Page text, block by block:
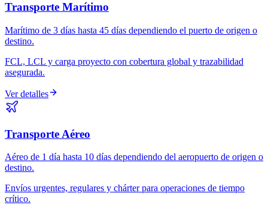
Transporte Marítimo
Marítimo de 3 días hasta 45 días dependiendo el puerto de origen o
destino.
FCL, LCL y carga proyecto con cobertura global y trazabilidad
asegurada.
Ver detalles
Transporte Aéreo
Aéreo de 1 día hasta 10 días dependiendo del aeropuerto de origen o
destino.
Envíos urgentes, regulares y chárter para operaciones de tiempo
crítico.